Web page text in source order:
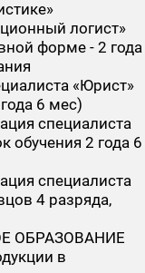
логист»
форме - 2 года
«Юрист»
6 мес)
специалиста
обучения 2 года 6
специалиста
4 разряда,
ОБРАЗОВАНИЕ
в